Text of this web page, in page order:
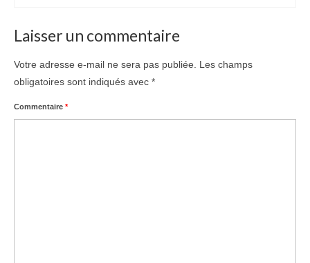
Laisser un commentaire
Votre adresse e-mail ne sera pas publiée.
Les champs
obligatoires sont indiqués avec *
Commentaire *